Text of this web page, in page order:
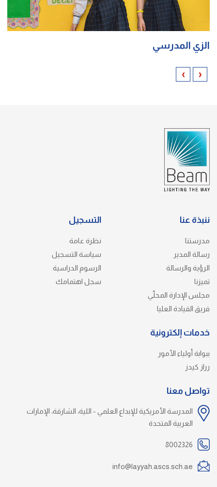
الزي المدرسي
‹
›
ننبذة عنا
مدرستنا
رسالة المدير
الرؤية والرسالة
تميزنا
مجلس الإدارة المحلّي
فريق القيادة العليا
التسجيل
نظرة عامة
سياسة التسجيل
الرسوم الدراسية
سجل اهتمامك
خدمات إلكترونية
ببوابة أولياء الأمور
رراز كيدز
تواصل معنا
المدرسة الأمريكية للإبداع العلمي - اللية، الشارقة، الإمارات
العربية المتحدة
8002326
info@layyah.ascs.sch.ae